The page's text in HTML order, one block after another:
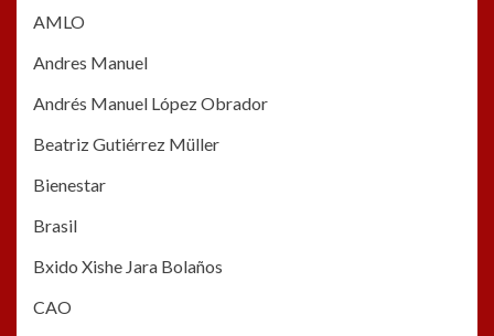
AMLO
Andres Manuel
Andrés Manuel López Obrador
Beatriz Gutiérrez Müller
Bienestar
Brasil
Bxido Xishe Jara Bolaños
CAO